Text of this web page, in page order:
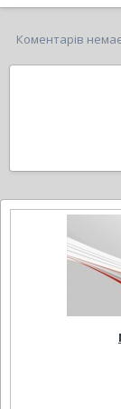
Коментарів немає